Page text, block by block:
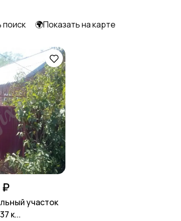
поиск 🌍Показать на карте
₽
участок
к...